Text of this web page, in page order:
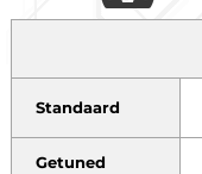
Standaard
Getuned